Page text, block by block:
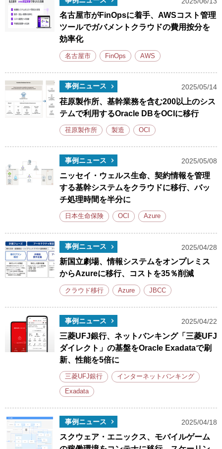
名古屋市がFinOpsに着手、AWSコスト管理
ツールでガバメントクラウドの費用按分を
効率化
名古屋市 FinOps AWS
事例ニュース 2025/05/14
荏原製作所、基幹業務を含む200以上のシス
テムで利用するOracle DBをOCIに移行
荏原製作所 製造 OCI
事例ニュース 2025/05/08
ニッセイ・ウェルス生命、契約情報を管理
する基幹システムをクラウドに移行、バッ
チ処理時間を半分に
日本生命保険 OCI Azure
事例ニュース 2025/04/28
新国立劇場、情報システムをオンプレミス
からAzureに移行、コストを35％削減
クラウド移行 Azure JBCC
事例ニュース 2025/04/22
三菱UFJ銀行、ネットバンキング「三菱UFJ
ダイレクト」の基盤をOracle Exadataで刷
新、性能を5倍に
三菱UFJ銀行 インターネットバンキング
Exadata
事例ニュース 2025/04/18
スクウェア・エニックス、モバイルゲーム